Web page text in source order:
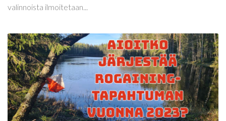
valinnoista ilmoitetaan...